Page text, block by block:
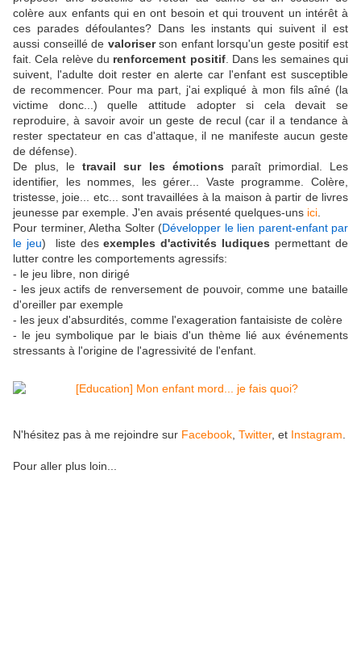
colère aux enfants qui en ont besoin et qui trouvent un intérêt à
ces parades défoulantes? Dans les instants qui suivent il est
aussi conseillé de valoriserson enfant lorsqu'un geste positif est
fait. Cela relève du renforcement positif. Dans les semaines qui
suivent, l'adulte doit rester en alerte car l'enfant est susceptible
de recommencer. Pour ma part, j'ai expliqué à mon fils aîné (la
victime donc...) quelle attitude adopter si cela devait se
reproduire, à savoir avoir un geste de recul (car il a tendance à
rester spectateur en cas d'attaque, il ne manifeste aucun geste
de défense).
De plus, letravail sur les émotions paraît primordial. Les
identifier, les nommes, les gérer... Vaste programme. Colère,
tristesse, joie... etc... sont travaillées à la maison à partir de livres
jeunesse par exemple. J'en avais présenté quelques-uns ici
Pour terminer, Aletha Solter (Développer le lien parent-enfant par
le jeu) liste desexemples d'activités ludiques permettant de
lutter contre les comportements agressifs:
- le jeu libre, non dirigé
- les jeux actifs de renversement de pouvoir, comme une bataille
d'oreiller par exemple
- les jeux d'absurdités, comme l'exageration fantaisiste de colère
- le jeu symbolique par le biais d'un thème lié aux événements
stressants à l'origine de l'agressivité de l'enfant.
N'hésitez pas à me rejoindre sur Facebook Twitter, et Instagram
Pour aller plus loin...